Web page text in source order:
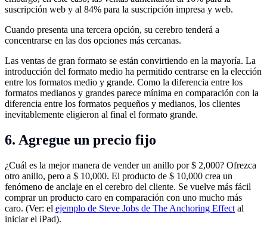
suscripción web y al 84% para la suscripción impresa y web.
Cuando presenta una tercera opción, su cerebro tenderá a
concentrarse en las dos opciones más cercanas.
Las ventas de gran formato se están convirtiendo en la mayoría. La
introducción del formato medio ha permitido centrarse en la elección
entre los formatos medio y grande. Como la diferencia entre los
formatos medianos y grandes parece mínima en comparación con la
diferencia entre los formatos pequeños y medianos, los clientes
inevitablemente eligieron al final el formato grande.
6. Agregue un precio fijo
¿Cuál es la mejor manera de vender un anillo por $ 2,000? Ofrezca
otro anillo, pero a $ 10,000. El producto de $ 10,000 crea un
fenómeno de anclaje en el cerebro del cliente. Se vuelve más fácil
comprar un producto caro en comparación con uno mucho más
caro. (Ver: el ejemplo de Steve Jobs de The Anchoring Effect al
iniciar el iPad).